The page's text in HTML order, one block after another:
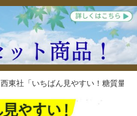
西東社「いちばん見やすい！糖質量